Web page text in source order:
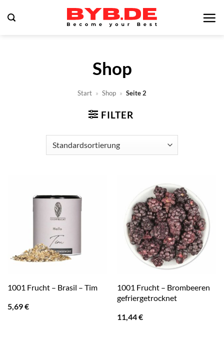
Inhalt
Shop
Start » Shop » Seite 2
FILTER
1001 Frucht – Brasil – Tim
5,69€
1001 Frucht – Brombeeren
gefriergetrocknet
11,44€